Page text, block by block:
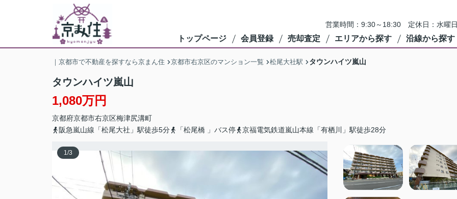
営業時間：9:30～18:30 定休日：水曜
トップページ 会員登録 売却査定 エリアから探す 沿線から探す
｜京都市で不動産を探すなら京まん住 京都市右京区のマンション一覧 松尾大社駅 タウンハイツ嵐山
タウンハイツ嵐山
1,080万円
京都府京都市右京区梅津尻溝町
阪急嵐山線「松尾大社」駅徒歩5分
「松尾橋 」バス停 京福電気鉄道嵐山本線「有栖川」駅徒歩28分
1/3